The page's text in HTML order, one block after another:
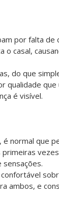
por falta de
casal,
do que
qualidade
é visível.
normal que
sensações.
ambos, e